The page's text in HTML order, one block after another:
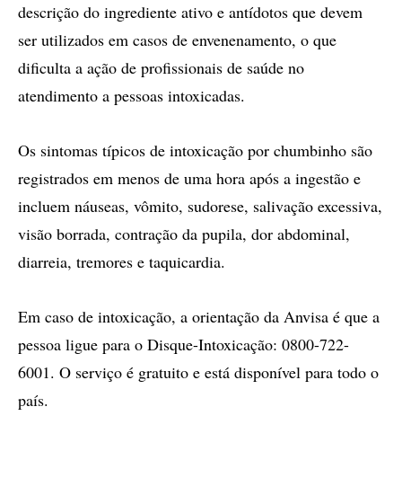
descrição do ingrediente ativo e antídotos que devem
ser utilizados em casos de envenenamento, o que
dificulta a ação de profissionais de saúde no
atendimento a pessoas intoxicadas.
Os sintomas típicos de intoxicação por chumbinho são
registrados em menos de uma hora após a ingestão e
incluem náuseas, vômito, sudorese, salivação excessiva,
visão borrada, contração da pupila, dor abdominal,
diarreia, tremores e taquicardia.
Em caso de intoxicação, a orientação da Anvisa é que a
pessoa ligue para o Disque-Intoxicação: 0800-722-
6001. O serviço é gratuito e está disponível para todo o
país.